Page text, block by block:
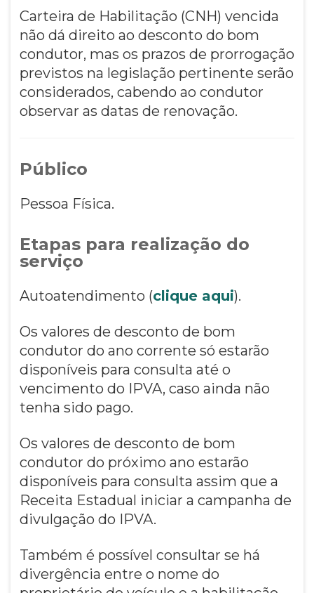
Carteira de Habilitação (CNH) vencida
não dá direito ao desconto do bom
condutor, mas os prazos de prorrogação
previstos na legislação pertinente serão
considerados, cabendo ao condutor
observar as datas de renovação.
Público
Pessoa Física.
Etapas para realização do
serviço
Autoatendimento (clique aqui).
Os valores de desconto de bom
condutor do ano corrente só estarão
disponíveis para consulta até o
vencimento do IPVA, caso ainda não
tenha sido pago.
Os valores de desconto de bom
condutor do próximo ano estarão
disponíveis para consulta assim que a
Receita Estadual iniciar a campanha de
divulgação do IPVA.
Também é possível consultar se há
divergência entre o nome do